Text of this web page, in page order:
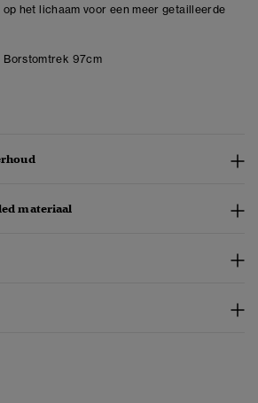
het lichaam voor een meer getailleerde
Borstomtrek 97cm
materiaal